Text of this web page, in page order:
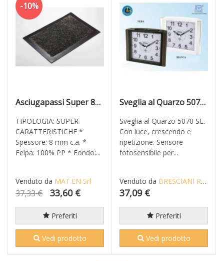
-10%
Asciugapassi Super 85X60 Antracite
TIPOLOGIA: SUPER
CARATTERISTICHE *
Spessore: 8 mm c.a. *
Felpa: 100% PP * Fondo:...
Venduto da MAT.EN Srl
37,33 € 33,60 €
Preferiti
Vedi prodotto
Sveglia al Quarzo 5070 SL
Sveglia al Quarzo 5070 SL.
Con luce, crescendo e
ripetizione. Sensore
fotosensibile per...
Venduto da BRESCIANI RICCARDO
37,09 €
Preferiti
Vedi prodotto